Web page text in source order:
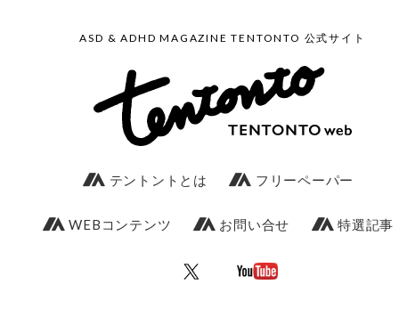
ASD & ADHD MAGAZINE TENTONTO 公式サイト
テントントとは フリーペーパー
WEBコンテンツ お問い合せ 特選記事